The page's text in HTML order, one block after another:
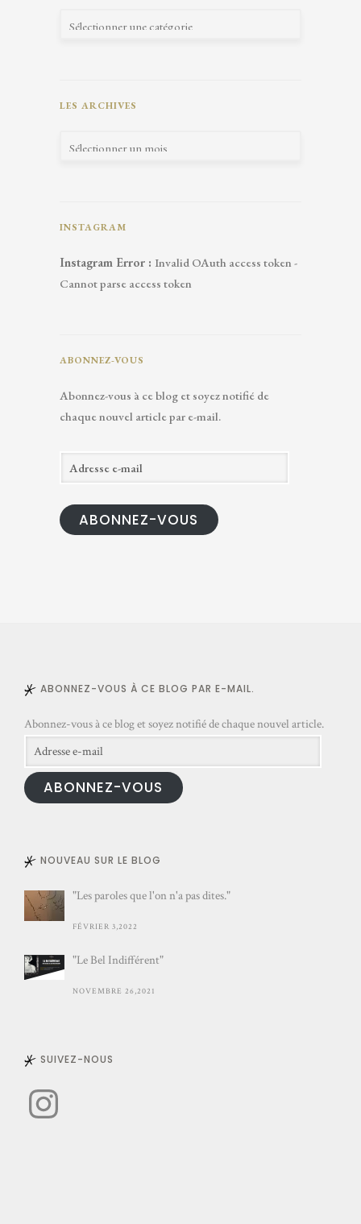
LES ARCHIVES
INSTAGRAM
Instagram Error : Invalid OAuth access token -
Cannot parse access token
ABONNEZ-VOUS
Abonnez-vous à ce blog et soyez notifié de
chaque nouvel article par e-mail.
d
e
i
ABONNEZ-VOUS
ABONNEZ-VOUS À CE BLOG PAR E-MAIL.
Abonnez-vous à ce blog et soyez notifié de chaque nouvel article.
Adresse
e-
mail ABONNEZ-VOUS
NOUVEAU SUR LE BLOG
"Les paroles que l'on n'a pas dites."
FÉVRIER 3,2022
"Le Bel Indifférent"
NOVEMBRE 26,2021
SUIVEZ-NOUS
Instagram